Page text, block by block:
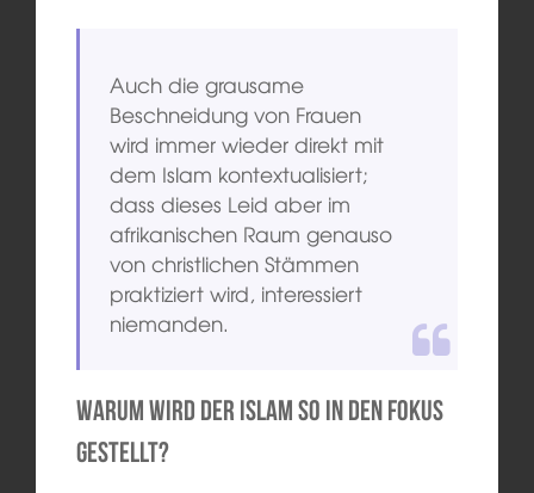
Auch die grausame
Beschneidung von Frauen
wird immer wieder direkt mit
dem Islam kontextualisiert;
dass dieses Leid aber im
afrikanischen Raum genauso
von christlichen Stämmen
praktiziert wird, interessiert
niemanden.
Warum wird der Islam so in den Fokus
gestellt?